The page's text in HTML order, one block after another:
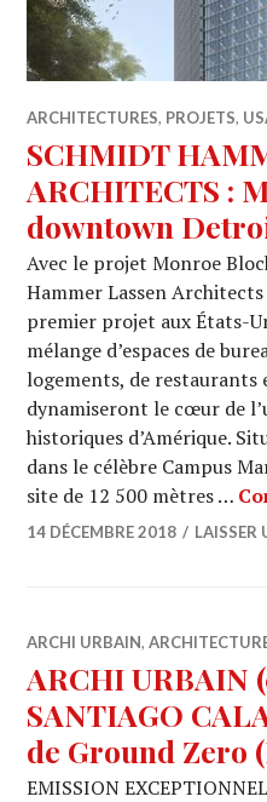
ARCHITECTURES, PROJETS,
SCHMIDT
ARCHITECTS :
downtown
Avec le projet Monroe
Hammer Lassen
premier projet aux États-
mélange d’espaces de
logements, de restaurants
dynamiseront le cœur de
historiques d’Amérique.
dans le célèbre Campus
site de 12 500 mètres …
14 DÉCEMBRE 2018 LAISSER
ARCHI URBAIN,
ARCHI URBAIN
SANTIAGO
de Ground Zero
EMISSION